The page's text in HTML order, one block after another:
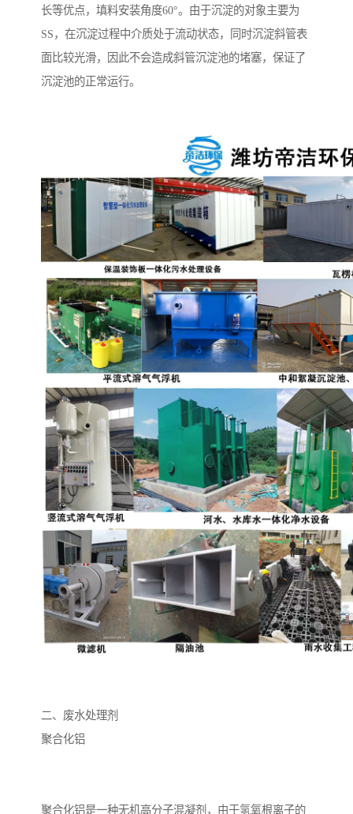
长等优点，填料安装角度60°。由于沉淀的对象主要为
SS，在沉淀过程中介质处于流动状态，同时沉淀斜管表
面比较光滑，因此不会造成斜管沉淀池的堵塞，保证了
沉淀池的正常运行。
二、废水处理剂
聚合化铝
聚合化铝是一种无机高分子混凝剂，由于氢氧根离子的